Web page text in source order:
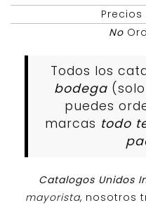
No
Todos los
bodega
puedes
marcas todo
Catalogos Unidos
mayorista, nosotros